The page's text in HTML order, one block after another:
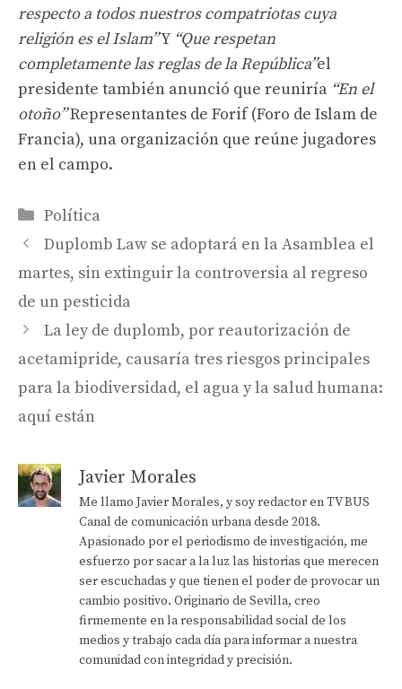
respecto a todos nuestros compatriotas cuya
religión es el Islam”Y “Que respetan
completamente las reglas de la República”el
presidente también anunció que reuniría “En el
otoño”Representantes de Forif (Foro de Islam de
Francia), una organización que reúne jugadores
en el campo.
Categorías
Política
Duplomb Law se adoptará en la Asamblea el
martes, sin extinguir la controversia al regreso
de un pesticida
La ley de duplomb, por reautorización de
acetamipride, causaría tres riesgos principales
para la biodiversidad, el agua y la salud humana:
aquí están
Javier Morales
Me llamo Javier Morales, y soy redactor en TV BUS
Canal de comunicación urbana desde 2018.
Apasionado por el periodismo de investigación, me
esfuerzo por sacar a la luz las historias que merecen
ser escuchadas y que tienen el poder de provocar un
cambio positivo. Originario de Sevilla, creo
firmemente en la responsabilidad social de los
medios y trabajo cada día para informar a nuestra
comunidad con integridad y precisión.